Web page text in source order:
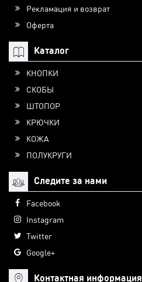
Рекламация и возврат
Оферта
Каталог
КНОПКИ
СКОБЫ
ШТОПОР
КРЮЧКИ
КОЖА
ПОЛУКРУГИ
Следите за нами
Facebook
Instagram
Twitter
Google+
Контактная информация